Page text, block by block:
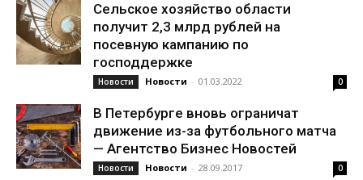
Сельское хозяйство области
получит 2,3 млрд рублей на
посевную кампанию по
господдержке
Новости Новости - 01.03.2022 0
В Петербурге вновь ограничат
движение из-за футбольного матча
— Агентство Бизнес Новостей
Новости Новости - 28.09.2017 0